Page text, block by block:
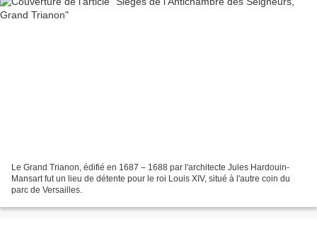
Le Grand Trianon, édifié en 1687 – 1688 par l'architecte Jules Hardouin-
Mansart fut un lieu de détente pour le roi Louis XIV, situé à l'autre coin du
parc de Versailles.